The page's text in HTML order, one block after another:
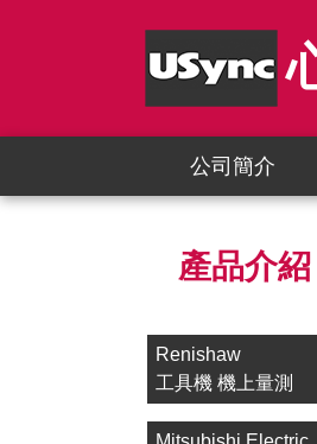
公司簡介
產品介紹
Renishaw
工具機 機上量測